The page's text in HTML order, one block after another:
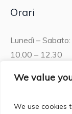
We value
We use cookies
Orari
Lunedì – Sabato:
10.00 – 12.30
15.30 – 19.00